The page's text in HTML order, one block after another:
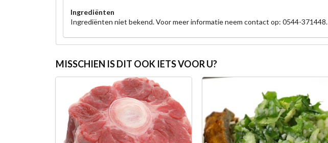
Ingrediënten
Ingrediënten niet bekend. Voor meer informatie neem contact op: 0544-371448.
MISSCHIEN IS DIT OOK IETS VOOR U?